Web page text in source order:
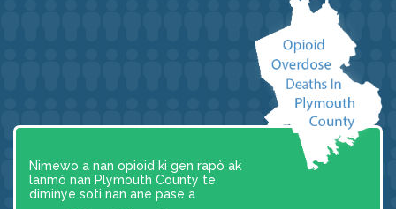
Nimewo a nan opioid ki gen rapò ak
lanmò nan Plymouth County te
diminye soti nan ane pase a.